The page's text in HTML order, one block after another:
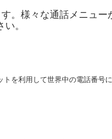
。様々な通話メニュー
。
を利用して世界中の電話番号